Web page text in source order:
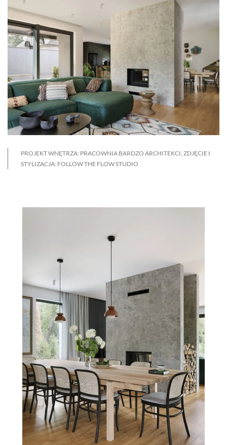
PROJEKT WNĘTRZA: PRACOWNIA BARDZO ARCHITEKCI, ZDJĘCIE I
STYLIZACJA: FOLLOW THE FLOW STUDIO